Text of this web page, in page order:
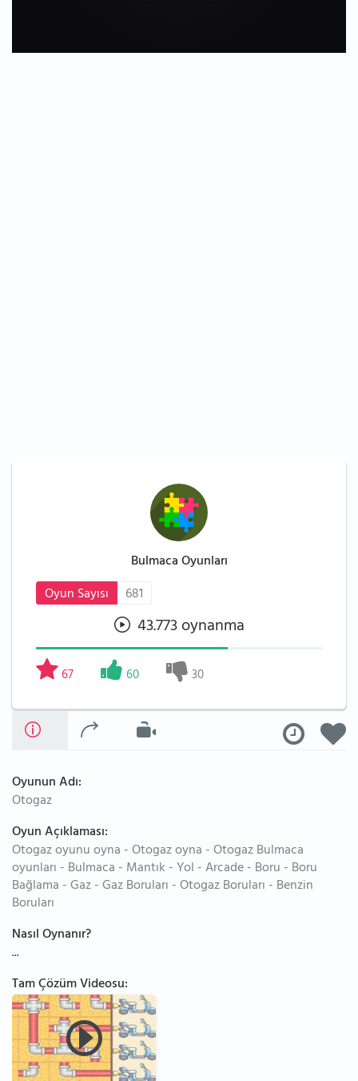
Bulmaca Oyunları
Oyun Sayısı
681
43.773 oynanma
67 60 30
Oyunun Adı:
Otogaz
Oyun Açıklaması:
Otogaz oyunu oyna - Otogaz oyna - Otogaz Bulmaca
oyunları - Bulmaca - Mantık - Yol - Arcade - Boru - Boru
Bağlama - Gaz - Gaz Boruları - Otogaz Boruları - Benzin
Boruları
Nasıl Oynanır?
...
Tam Çözüm Videosu: